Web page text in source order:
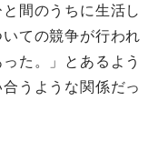
間のうちに生活し
ての競争が行われ
た。」とあるよう
うような関係だっ